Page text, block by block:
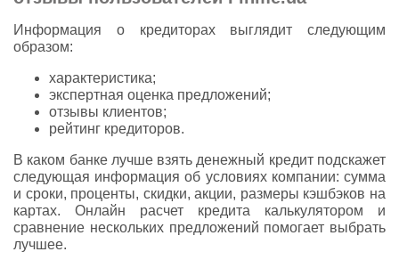
Информация о кредиторах выглядит следующим
образом:
характеристика;
экспертная оценка предложений;
отзывы клиентов;
рейтинг кредиторов.
В каком банке лучше взять денежный кредит подскажет
следующая информация об условиях компании: сумма
и сроки, проценты, скидки, акции, размеры кэшбэков на
картах. Онлайн расчет кредита калькулятором и
сравнение нескольких предложений помогает выбрать
лучшее.